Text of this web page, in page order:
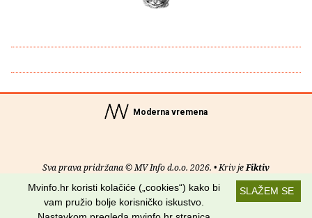
Moderna vremena
Sva prava pridržana © MV Info d.o.o. 2026. • Kriv jeFiktiv
Uvjeti korištenja RSS kanaliSLAŽEM SE
Mvinfo.hr koristi kolačiće („cookies“) kako bi
vam pružio bolje korisničko iskustvo.